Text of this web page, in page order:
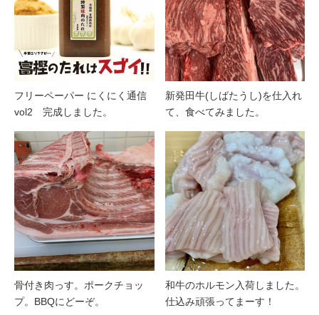
フリーペーパー にくにく通信
vol2 完成しました。
新発田牛(しばたうし)を仕入れ
て、食べてみました。
骨付き肉っす。ポークチョッ
プ。BBQにどーぞ。
和牛のホルモン入荷しました。
仕込み頑張ってまーす！